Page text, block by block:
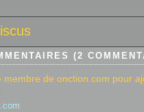
(2
membre de onction.com pour